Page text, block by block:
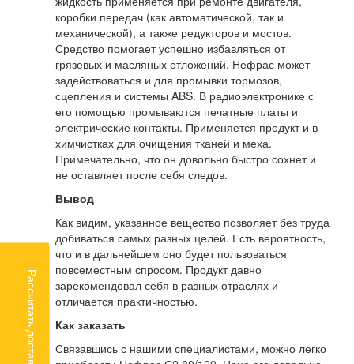
коробки передач (как автоматической, так и
механической), а также редукторов и мостов.
Средство помогает успешно избавляться от
грязевых и масляных отложений. Нефрас может
задействоваться и для промывки тормозов,
сцепления и системы ABS. В радиоэлектронике с
его помощью промываются печатные платы и
электрические контакты. Применяется продукт и в
химчистках для очищения тканей и меха.
Примечательно, что он довольно быстро сохнет и
не оставляет после себя следов.
Вывод
Как видим, указанное вещество позволяет без труда
добиваться самых разных целей. Есть вероятность,
что и в дальнейшем оно будет пользоваться
повсеместным спросом. Продукт давно
зарекомендовал себя в разных отраслях и
отличается практичностью.
Как заказать
Связавшись с нашими специалистами, можно легко
Рассчитать доставку